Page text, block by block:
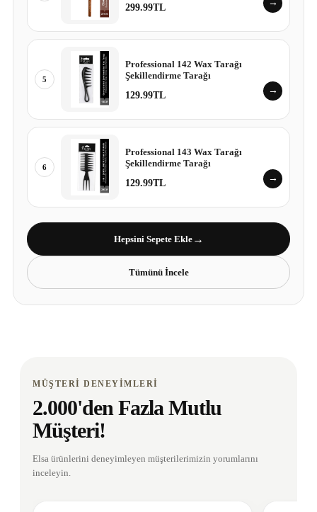
299.99TL →
5
Professional 142 Wax Tarağı
Şekillendirme Tarağı
129.99TL
→
6
Professional 143 Wax Tarağı
Şekillendirme Tarağı
129.99TL
→
Hepsini Sepete Ekle→
Tümünü İncele
MÜŞTERİ DENEYİMLERİ
2.000'den Fazla Mutlu
Müşteri!
Elsa ürünlerini deneyimleyen müşterilerimizin yorumlarını
inceleyin.